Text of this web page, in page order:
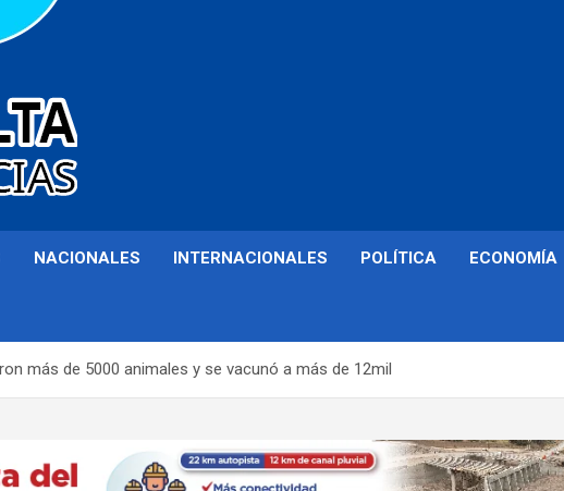
NACIONALES INTERNACIONALES POLÍTICA ECONOMÍA
más de 5000 animales y se vacunó a más de 12mil